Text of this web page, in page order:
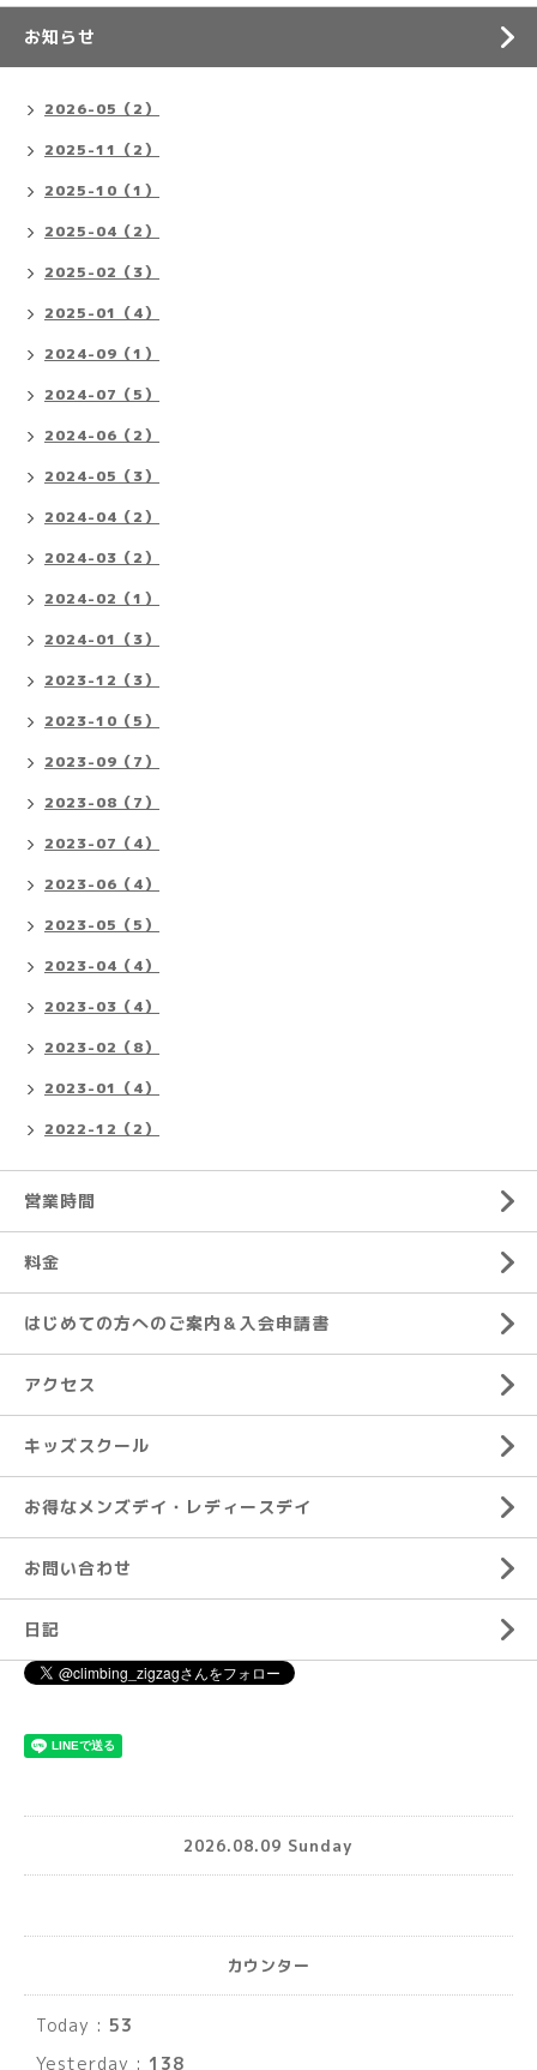
お知らせ
2026-05（2）
2025-11（2）
2025-10（1）
2025-04（2）
2025-02（3）
2025-01（4）
2024-09（1）
2024-07（5）
2024-06（2）
2024-05（3）
2024-04（2）
2024-03（2）
2024-02（1）
2024-01（3）
2023-12（3）
2023-10（5）
2023-09（7）
2023-08（7）
2023-07（4）
2023-06（4）
2023-05（5）
2023-04（4）
2023-03（4）
2023-02（8）
2023-01（4）
2022-12（2）
営業時間
料金
はじめての方へのご案内＆入会申請書
アクセス
キッズスクール
お得なメンズデイ・レディースデイ
お問い合わせ
日記
2026.08.09 Sunday
カウンター
Today : 53
Yesterday : 138